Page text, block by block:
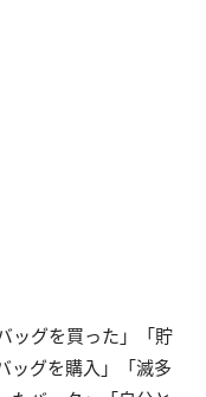
ッグを買った」「貯
ッグを購入」「滅多